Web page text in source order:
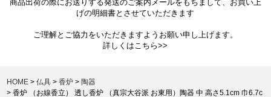
商品出荷の際にお送りする発送のご案内メールをもちまして、お買い上
げの明細書とさせていただきます
ご理解とご協力をいただきますようお願い申し上げます。
詳しくはこちら>>
HOME 仏具 香炉
陶器
香炉 （お線香立） 透し香炉 （真宗大谷派 お東用）陶器 中 高さ5.1cm 巾6.7c